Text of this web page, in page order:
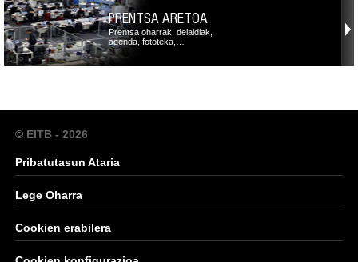
PRENTSA ARETOA
Prentsa oharrak, deialdiak,
agenda, fototeka,…
© EITB - 2026
Pribatutasun Ataria
Lege Oharra
Cookien erabilera